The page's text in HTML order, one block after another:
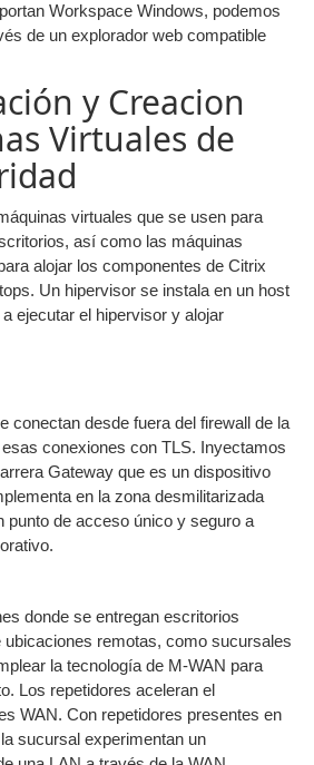
Workspace Windows, podemos
de un explorador web compatible
y Creacion
Virtuales de
virtuales que se usen para
así como las máquinas
alojar los componentes de Citrix
Un hipervisor se instala en un host
ejecutar el hipervisor y alojar
conectan desde fuera del firewall de la
conexiones con TLS. Inyectamos
Gateway que es un dispositivo
en la zona desmilitarizada
punto de acceso único y seguro a
donde se entregan escritorios
remotas, como sucursales
la tecnología de M-WAN para
Los repetidores aceleran el
WAN. Con repetidores presentes en
sucursal experimentan un